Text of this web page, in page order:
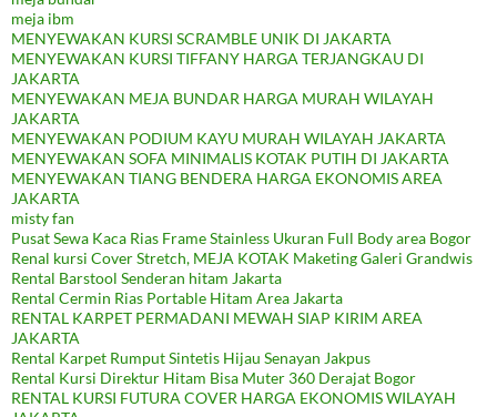
meja ibm
MENYEWAKAN KURSI SCRAMBLE UNIK DI JAKARTA
MENYEWAKAN KURSI TIFFANY HARGA TERJANGKAU DI
JAKARTA
MENYEWAKAN MEJA BUNDAR HARGA MURAH WILAYAH
JAKARTA
MENYEWAKAN PODIUM KAYU MURAH WILAYAH JAKARTA
MENYEWAKAN SOFA MINIMALIS KOTAK PUTIH DI JAKARTA
MENYEWAKAN TIANG BENDERA HARGA EKONOMIS AREA
JAKARTA
misty fan
Pusat Sewa Kaca Rias Frame Stainless Ukuran Full Body area Bogor
Renal kursi Cover Stretch, MEJA KOTAK Maketing Galeri Grandwis
Rental Barstool Senderan hitam Jakarta
Rental Cermin Rias Portable Hitam Area Jakarta
RENTAL KARPET PERMADANI MEWAH SIAP KIRIM AREA
JAKARTA
Rental Karpet Rumput Sintetis Hijau Senayan Jakpus
Rental Kursi Direktur Hitam Bisa Muter 360 Derajat Bogor
RENTAL KURSI FUTURA COVER HARGA EKONOMIS WILAYAH